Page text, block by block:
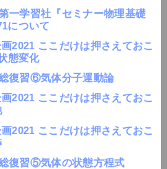
一学習社『セミナー物理基礎
について
2021 ここだけは押さえておこ
態変化
復習⑥気体分子運動論
2021 ここだけは押さえておこ
2021 ここだけは押さえておこ
復習⑤気体の状態方程式